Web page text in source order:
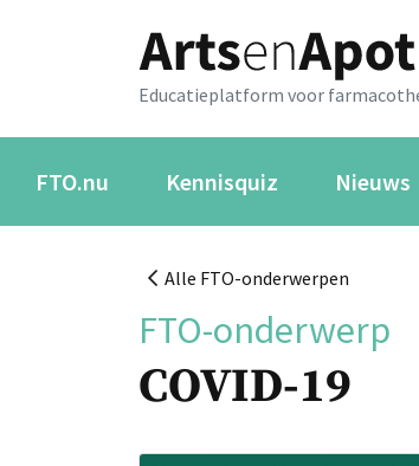
Educatieplatform voor
FTO.nu Kennisquiz Nieuws
Alle FTO-onderwerpen
FTO-onderwerp
COVID-19